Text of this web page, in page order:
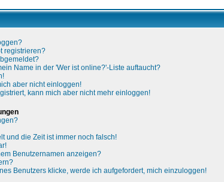
registrieren?
Name in der 'Wer ist online?'-Liste auftaucht?
aber nicht einloggen!
kann mich aber nicht mehr einloggen!
und die Zeit ist immer noch falsch!
Benutzernamen anzeigen?
Benutzers klicke, werde ich aufgefordert, mich einzuloggen!